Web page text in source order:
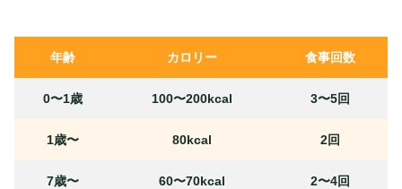
年齢 カロリー 食事回数
0〜1歳 100〜200kcal 3〜5回
1歳〜 80kcal 2回
7歳〜 60〜70kcal 2〜4回